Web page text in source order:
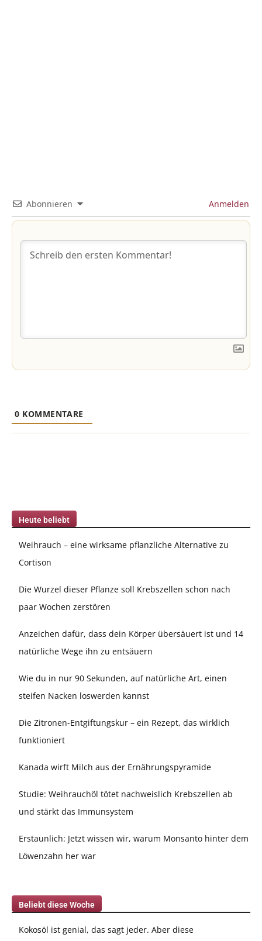
Abonnieren Anmelden
0 KOMMENTARE
Heute beliebt
Weihrauch – eine wirksame pflanzliche Alternative zu
Cortison
Die Wurzel dieser Pflanze soll Krebszellen schon nach
paar Wochen zerstören
Anzeichen dafür, dass dein Körper übersäuert ist und 14
natürliche Wege ihn zu entsäuern
Wie du in nur 90 Sekunden, auf natürliche Art, einen
steifen Nacken loswerden kannst
Die Zitronen-Entgiftungskur – ein Rezept, das wirklich
funktioniert
Kanada wirft Milch aus der Ernährungspyramide
Studie: Weihrauchöl tötet nachweislich Krebszellen ab
und stärkt das Immunsystem
Erstaunlich: Jetzt wissen wir, warum Monsanto hinter dem
Löwenzahn her war
Beliebt diese Woche
Kokosöl ist genial, das sagt jeder. Aber diese